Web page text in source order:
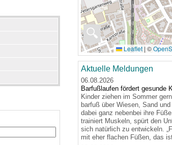
🔍
Leaflet | ©
Aktuelle Meldungen
06.08.2026
Barfußlaufen fördert gesunde
Kinder ziehen im Sommer
barfuß über Wiesen, Sand
dabei ganz nebenbei ihre
trainiert Muskeln, spürt den
sich natürlich zu entwickeln.
mit eher flachen Füßen, das